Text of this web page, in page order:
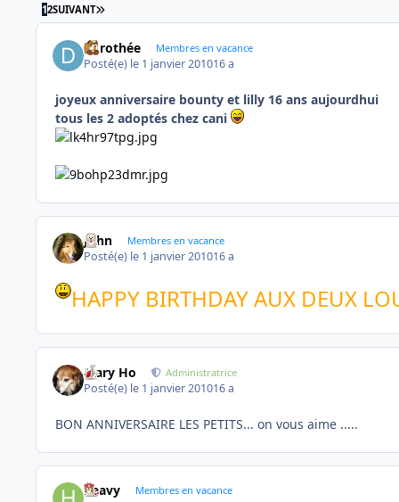
12SUIVANT DERNIÈRE PAGE
dorothée Membres en vacance
Posté(e) le 1 janvier 201016 a
joyeux anniversaire bounty et lilly 16 ans aujourdhui
tous les 2 adoptés chez cani
John Membres en vacance
Posté(e) le 1 janvier 201016 a
HAPPY BIRTHDAY AUX DEUX
Mary Ho Administratrice
Posté(e) le 1 janvier 201016 a
BON ANNIVERSAIRE LES PETITS... on vous aime .....
heavy Membres en vacance